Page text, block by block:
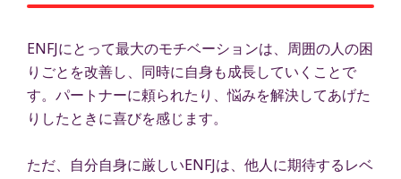
ENFJにとって最大のモチベーションは、周囲の人の困
りごとを改善し、同時に自身も成長していくことで
す。パートナーに頼られたり、悩みを解決してあげた
りしたときに喜びを感じます。
ただ、自分自身に厳しいENFJは、他人に期待するレベ